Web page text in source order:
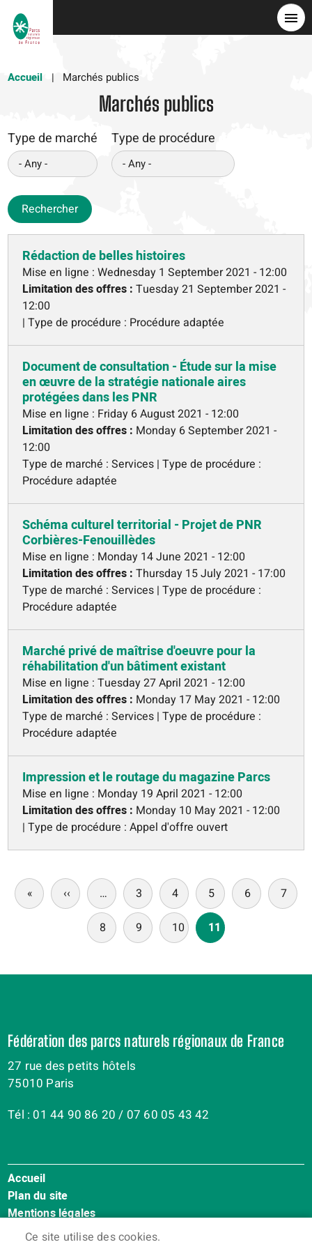
Accueil
Marchés publics
Marchés publics
Type de marché Type de procédure
Rechercher
Rédaction de belles histoires
Mise en ligne :Wednesday 1 September 2021 - 12:00
Limitation des offres : Tuesday 21 September 2021 -
12:00
| Type de procédure : Procédure adaptée
Document de consultation - Étude sur la mise
en œuvre de la stratégie nationale aires
protégées dans les PNR
Mise en ligne : Friday 6 August 2021 - 12:00
Limitation des offres : Monday 6 September 2021 -
12:00
Type de marché : Services | Type de procédure :
Procédure adaptée
Schéma culturel territorial - Projet de PNR
Corbières-Fenouillèdes
Mise en ligne : Monday 14 June 2021 - 12:00
Limitation des offres : Thursday 15 July 2021 - 17:00
Type de marché : Services | Type de procédure :
Procédure adaptée
Marché privé de maîtrise d'oeuvre pour la
réhabilitation d'un bâtiment existant
Mise en ligne :Tuesday 27 April 2021 - 12:00
Limitation des offres : Monday 17 May 2021 - 12:00
Type de marché : Services | Type de procédure :
Procédure adaptée
Impression et le routage du magazine Parcs
Mise en ligne : Monday 19 April 2021 - 12:00
Limitation des offres : Monday 10 May 2021 - 12:00
| Type de procédure : Appel d'offre ouvert
Pagination
« First
page
‹‹ Previous
page
… 3 4 5 6 7
8 9 10 11
Ce site utilise des cookies.
Fédération des parcs naturels régionaux de France
27 rue des petits hôtels
75010 Paris
Tél : 01 44 90 86 20 / 07 60 05 43 42
Menu
Pied
de
page
Accueil
Plan du site
Mentions légales
Accessibilité : Non conforme